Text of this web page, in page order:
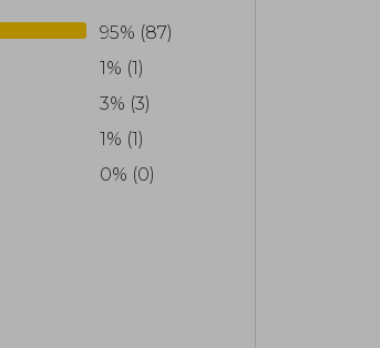
95% (87)
1% (1)
3% (3)
1% (1)
0% (0)